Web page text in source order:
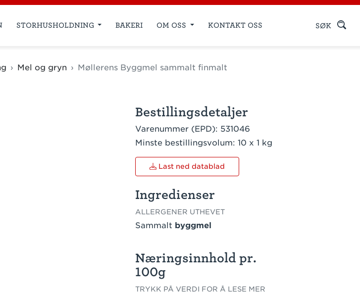
STORHUSHOLDNING BAKERI OM OSS KONTAKT OSS SØK
Mel og gryn Møllerens Byggmel sammalt finmalt
Bestillingsdetaljer
Varenummer (EPD): 531046
Minste bestillingsvolum: 10 x 1 kg
Last ned datablad
Ingredienser
ALLERGENER UTHEVET
Sammalt byggmel
Næringsinnhold pr.
100g
TRYKK PÅ VERDI FOR Å LESE MER